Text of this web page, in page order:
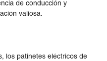
de conducción y
valiosa.
los patinetes eléctricos de